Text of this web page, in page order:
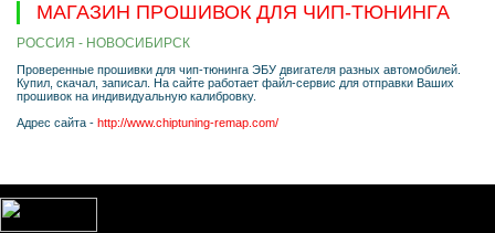
МАГАЗИН ПРОШИВОК ДЛЯ ЧИП-ТЮНИНГА
РОССИЯ - НОВОСИБИРСК
Проверенные прошивки для чип-тюнинга ЭБУ двигателя разных автомобилей.
Купил, скачал, записал. На сайте работает файл-сервис для отправки Ваших
прошивок на индивидуальную калибровку.
Адрес сайта - http://www.chiptuning-remap.com/